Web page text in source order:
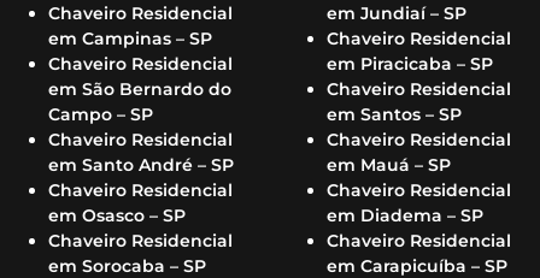
Chaveiro Residencial
em Campinas – SP
Chaveiro Residencial
em São Bernardo do
Campo – SP
Chaveiro Residencial
em Santo André – SP
Chaveiro Residencial
em Osasco – SP
Chaveiro Residencial
em Sorocaba – SP
em Jundiaí – SP
Chaveiro Residencial
em Piracicaba – SP
Chaveiro Residencial
em Santos – SP
Chaveiro Residencial
em Mauá – SP
Chaveiro Residencial
em Diadema – SP
Chaveiro Residencial
em Carapicuíba – SP